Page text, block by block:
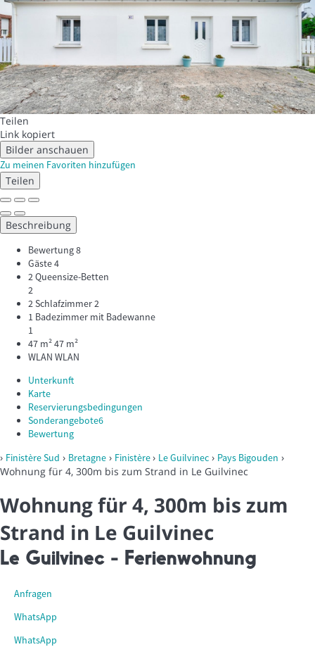
Teilen
Link kopiert
Bilder anschauen
Zu meinen Favoriten hinzufügen
Teilen
Beschreibung
Bewertung8
Gäste4
2 Queensize-Betten
2
2 Schlafzimmer2
1 Badezimmer mit Badewanne
1
47 m²47 m²
WLAN WLAN
Unterkunft
Karte
Reservierungsbedingungen
Sonderangebote6
Bewertung
› Finistère Sud › Bretagne › Finistère› Le Guilvinec › Pays Bigouden ›
Wohnung für 4, 300m bis zum Strand in Le Guilvinec
Wohnung für 4, 300m bis zum
Strand in Le Guilvinec
Le Guilvinec - Ferienwohnung
Anfragen
WhatsApp
WhatsApp